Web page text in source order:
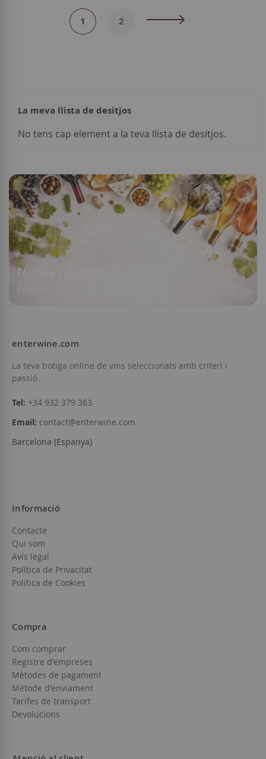
Crucifix Père et Fils
Afegir a la llista de desitjos
48,50 €
PageYou're
1 Page
2 Page
Següent
La meva llista de desitjos
No tens cap element a la teva llista de desitjos.
No saps quin vi escollir?
enterwine.com
La teva botiga online de vins seleccionats amb criteri i
passió.
Tel: +34 932 379 363
Email: contact@enterwine.com
Barcelona (Espanya)
Informació
Contacte
Qui som
Avís legal
Política de Privacitat
Política de Cookies
Compra
Com comprar
Registre d'empreses
Mètodes de pagament
Mètode d'enviament
Tarifes de transport
Devolucions